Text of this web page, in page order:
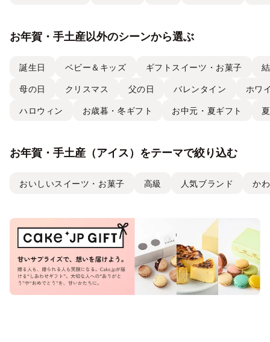
お年賀・手土産以外のシーンから選ぶ
誕生日 ベビー＆キッズ ギフトスイーツ・お菓子
母の日 クリスマス 父の日 バレンタイン ホワ
ハロウィン お歳暮・冬ギフト お中元・夏ギフト
お年賀・手土産（アイス）をテーマで絞り込む
おいしいスイーツ・お菓子 高級 人気ブランド か